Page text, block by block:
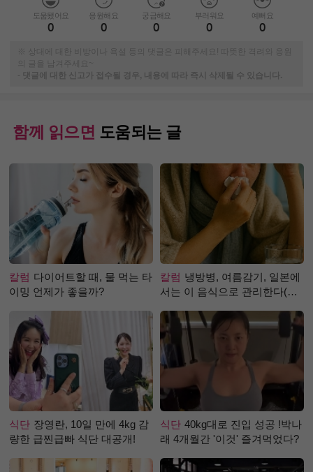
도움됐어요
0
응원해요
0
궁금해요
0
부러워요
0
예뻐요
0
※ 상대에 대한 비방이나 욕설 등의 댓글은 피해주세요! 따뜻한 격려와 응원
-
댓글에 대한 신고가 접수될 경우, 내용에 따라 즉시 삭제될 수 있습니다.
함께 읽으면 도움되는 글
칼럼 다이어트할 때, 물 먹는 타
이밍 언제가 좋을까?
칼럼 냉방병, 여름감기, 일본에
서는 이 음식으로 관리한다(생
식단 장영란, 10일 만에 4kg 감
량한 급찐급빠 식단 대공개!
식단 40kg대로 진입 성공 !박나
래 4개월간 '이것' 즐겨먹었다?